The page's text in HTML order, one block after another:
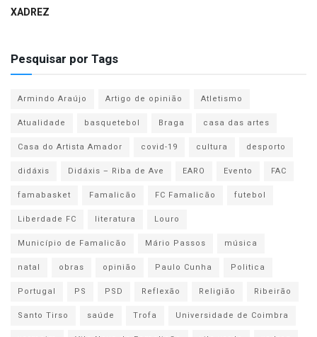
XADREZ
Pesquisar por Tags
Armindo Araújo Artigo de opinião
Atletismo
Atualidade
basquetebol Braga
casa das artes
Casa do Artista Amador
covid-19 cultura
desporto
didáxis
Didáxis – Riba de Ave EARO Evento
FAC
famabasket
Famalicão FC Famalicão
futebol
Liberdade FC
literatura
Louro
Município de Famalicão
Mário Passos
música
natal
obras opinião Paulo Cunha
Politica
Portugal
PS PSD Reflexão Religião
Ribeirão
Santo Tirso
saúde Trofa
Universidade de Coimbra